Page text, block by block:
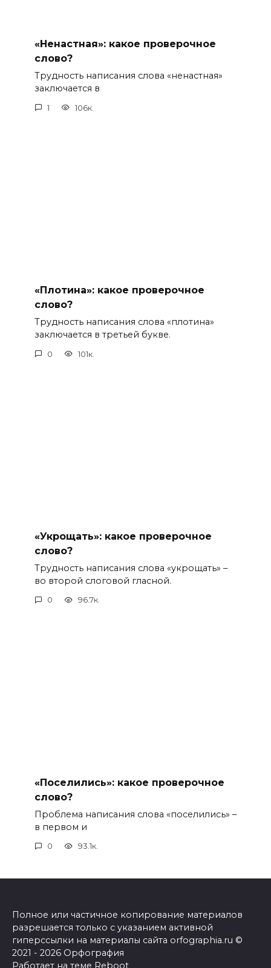
«Ненастная»: какое проверочное
слово?
Трудность написания слова «ненастная»
заключается в
1 106к.
«Плотина»: какое проверочное
слово?
Трудность написания слова «плотина»
заключается в третьей букве.
0 101к.
«Укрощать»: какое проверочное
слово?
Трудность написания слова «укрощать» –
во второй слоговой гласной.
0 96.7к.
«Поселились»: какое проверочное
слово?
Проблема написания слова «поселились» –
в первом и
0 93.1к.
Полное или частичное копирование материалов
разрешается только с указанием активной
гиперссылки на материалы сайта orfographia.ru ©
2021 - 2026 Орфография
Работает на теме Reboot